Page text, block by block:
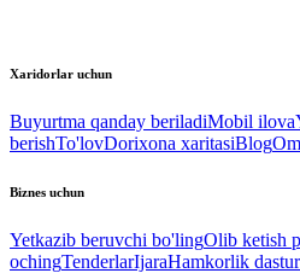
Xaridorlar uchun
Buyurtma qanday beriladiMobil ilova
berishTo'lovDorixona xaritasiBlog
Biznes uchun
Yetkazib beruvchi bo'lingOlib ketish
ochingTenderlarIjaraHamkorlik